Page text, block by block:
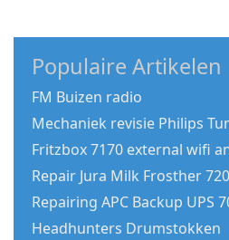
Populaire Artikelen
FM Buizen radio
Mechaniek revisie Philips
Fritzbox 7170 external wifi
Repair Jura Milk Frosther
Repairing APC Backup UPS
Headhunters Drumstokken